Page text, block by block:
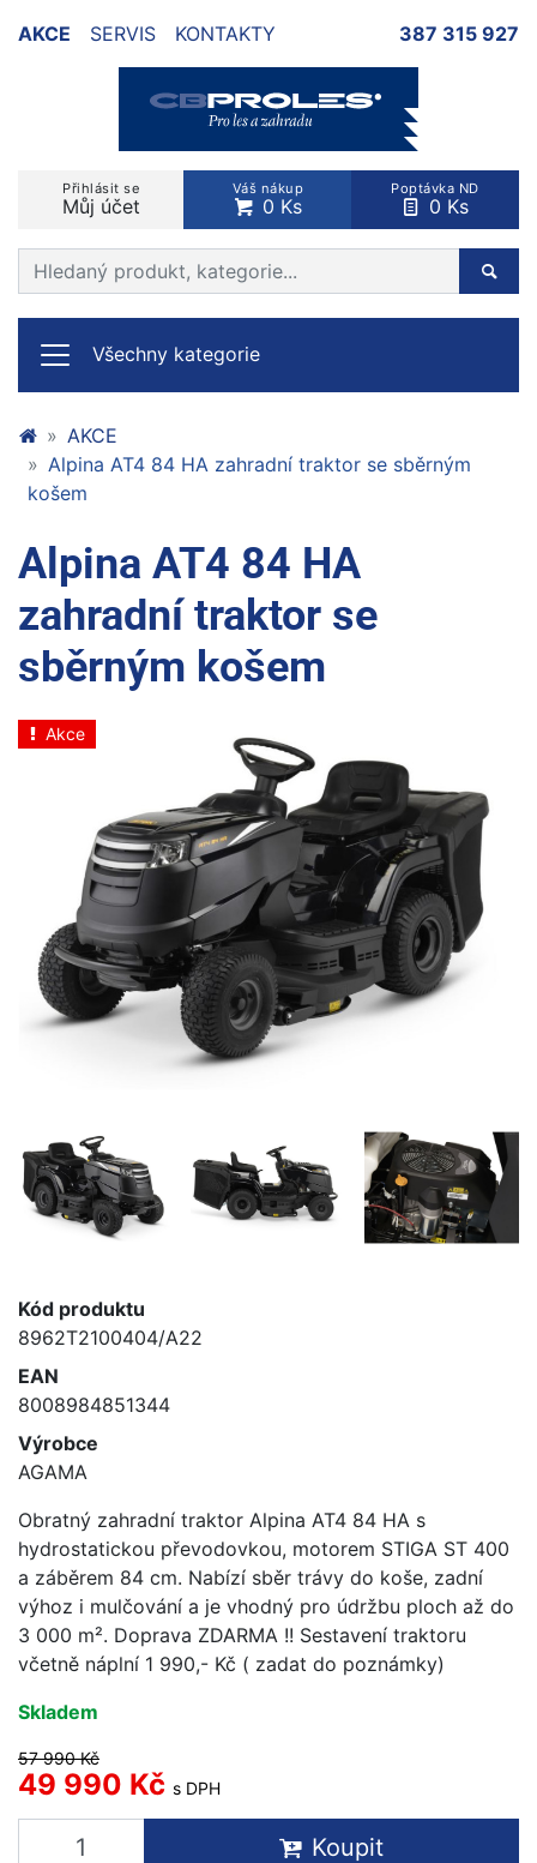
AKCE SERVIS KONTAKTY 387 315 927
Přihlásit se
Můj účet
Váš nákup
0 Ks
Poptávka ND
0 Ks
Prohledat web
Všechny kategorie
AKCE
Alpina AT4 84 HA zahradní traktor se sběrným
košem
Alpina AT4 84 HA
zahradní traktor se
sběrným košem
Akce
Kód produktu
8962T2100404/A22
EAN
8008984851344
Výrobce
AGAMA
Obratný zahradní traktor Alpina AT4 84 HA s
hydrostatickou převodovkou, motorem STIGA ST 400
a záběrem 84 cm. Nabízí sběr trávy do koše, zadní
výhoz i mulčování a je vhodný pro údržbu ploch až do
3 000 m². Doprava ZDARMA !! Sestavení traktoru
včetně náplní 1 990,- Kč ( zadat do poznámky)
Skladem
57 990 Kč
49 990 Kč s DPH
Koupit